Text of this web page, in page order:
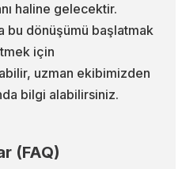
haline gelecektir.
bu dönüşümü başlatmak
için
uzman ekibimizden
bilgi alabilirsiniz.
(FAQ)